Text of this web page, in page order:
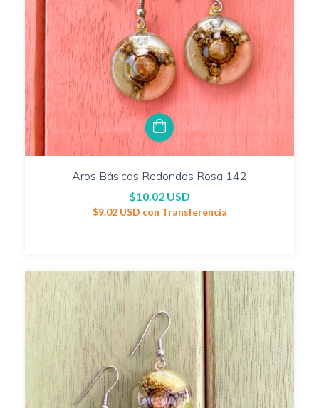
Aros Básicos Redondos Rosa 142
$10.02 USD
$9.02 USD con Transferencia